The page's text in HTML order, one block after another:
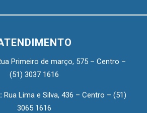
Primeiro de março, 575 – Centro –
(51) 3037 1616
Rua Lima e Silva, 436 – Centro – (51)
3065 1616